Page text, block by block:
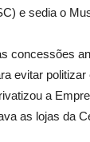
e sedia o
concessões
evitar politizar
a
as lojas da